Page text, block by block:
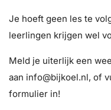
Je hoeft geen les te
leerlingen krijgen wel
Meld je uiterlijk een
aan info@bijkoel.nl, of
formulier in!